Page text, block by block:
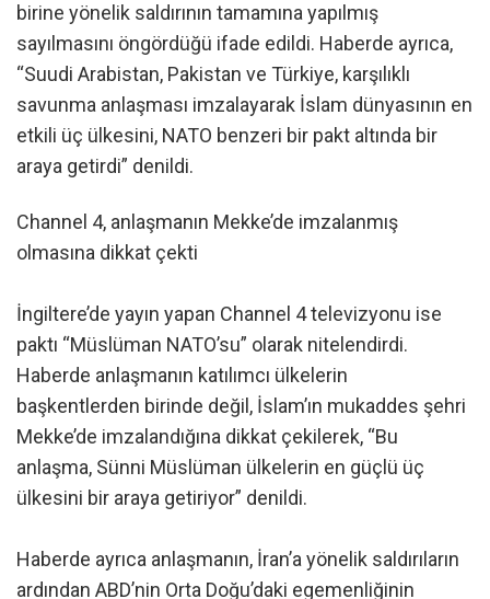
birine yönelik saldırının tamamına yapılmış
sayılmasını öngördüğü ifade edildi. Haberde ayrıca,
“Suudi Arabistan, Pakistan ve Türkiye, karşılıklı
savunma anlaşması imzalayarak İslam dünyasının en
etkili üç ülkesini, NATO benzeri bir pakt altında bir
araya getirdi” denildi.
Channel 4, anlaşmanın Mekke’de imzalanmış
olmasına dikkat çekti
İngiltere’de yayın yapan Channel 4 televizyonu ise
paktı “Müslüman NATO’su” olarak nitelendirdi.
Haberde anlaşmanın katılımcı ülkelerin
başkentlerden birinde değil, İslam’ın mukaddes şehri
Mekke’de imzalandığına dikkat çekilerek, “Bu
anlaşma, Sünni Müslüman ülkelerin en güçlü üç
ülkesini bir araya getiriyor” denildi.
Haberde ayrıca anlaşmanın, İran’a yönelik saldırıların
ardından ABD’nin Orta Doğu’daki egemenliğinin